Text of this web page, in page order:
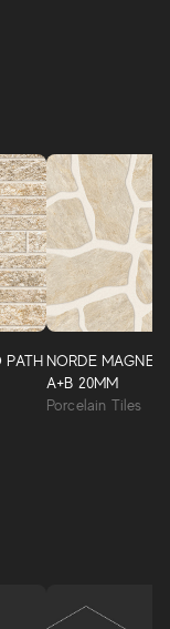
PATH NORDE
A+B 20MM
Porcelain Tiles